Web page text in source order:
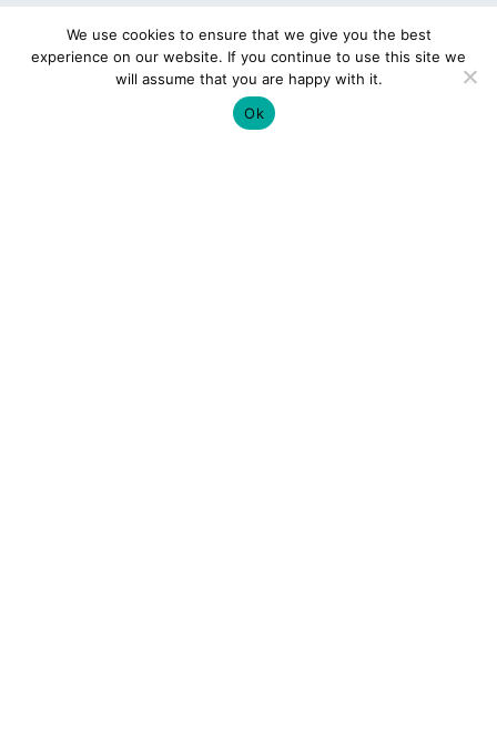
We use cookies to ensure that we give you the best
experience on our website. If you continue to use this site we
will assume that you are happy with it.
Ok